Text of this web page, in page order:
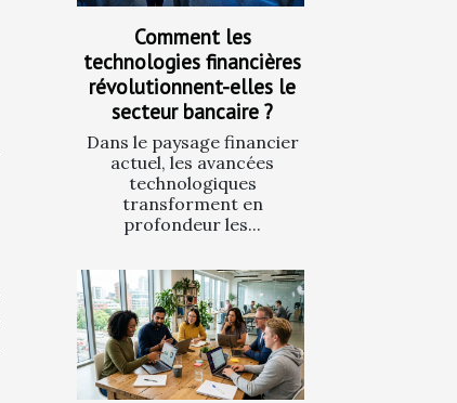
Comment les
technologies financières
révolutionnent-elles le
secteur bancaire ?
Dans le paysage financier
actuel, les avancées
technologiques
transforment en
profondeur les...